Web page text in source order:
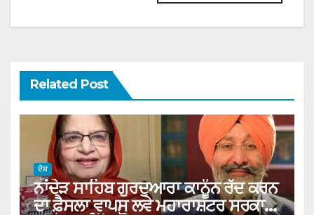
Related Post
ਦੇਸ਼
ਨਾਂਦੇੜ ਸਾਹਿਬ ਗੁਰਦੁਆਰਾ ਕਾਨੂੰਨ ਰੱਦ ਕਰਨ
ਦਾ ਫ਼ੈਸਲਾ ਵਾਪਸ ਲਵੇ ਮਹਾਰਾਸ਼ਟਰ ਸਰਕਾਰ